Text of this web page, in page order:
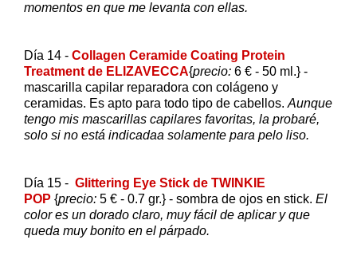
momentos en que me levanta con ellas.
Día 14 - Collagen Ceramide Coating Protein
Treatment de ELIZAVECCA{precio: 6 € - 50 ml.} -
mascarilla capilar reparadora con colágeno y
ceramidas. Es apto para todo tipo de cabellos. Aunque
tengo mis mascarillas capilares favoritas, la probaré,
solo si no está indicadaa solamente para pelo liso.
Día 15 - Glittering Eye Stick de TWINKIE
POP {precio: 5 € - 0.7 gr.} - sombra de ojos en stick. El
color es un dorado claro, muy fácil de aplicar y que
queda muy bonito en el párpado.